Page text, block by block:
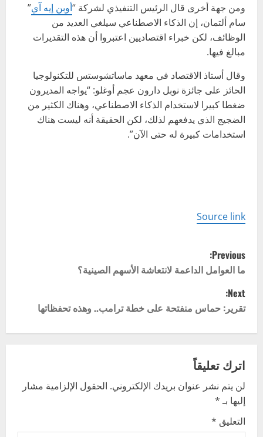
ومن جهة أخرى قال الرئيس التنفيذي لشركة “أوبن إيه آي”
سام ألتمان، إن الذكاء الاصطناعي سيلغي العديد من
الوظائف، لكن خبراء اقتصاديين اعتبروا أن هذه التقديرات
مبالغ فيها.
وقال أستاذ الاقتصاد في معهد ماساتشوستس للتكنولوجيا
الحائز على جائزة نوبل دارون عجم أوغلو: “يواجه المديرون
ضغطا كبيرا لاستخدام الذكاء الاصطناعي، وهناك الكثير من
الضجيج الذي يدفعهم لذلك، لكن الحقيقة أنه ليست هناك
استخدامات كبيرة له حتى الآن”.
Source link
P
o
s
a
v
i
Previous:
ما العوامل الداعمة لانتعاشة الأسهم الصينية؟
Next:
تقرير: حماس منفتحة على خطة ترامب.. وهذه تحفظاتها
اترك تعليقاً
لن يتم نشر عنوان بريدك الإلكتروني. الحقول الإلزامية مشار
إليها بـ*
التعليق *